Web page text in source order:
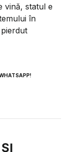
vină, statul e
în